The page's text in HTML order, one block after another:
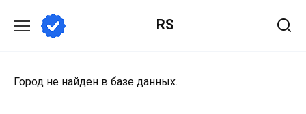
содержанию
RS
Город не найден в базе данных.